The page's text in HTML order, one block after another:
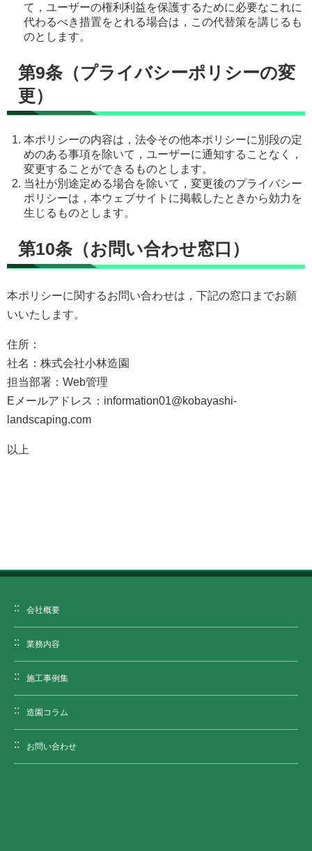
て，ユーザーの権利利益を保護するために必要なこれに
代わるべき措置をとれる場合は，この代替策を講じるも
のとします。
第9条（プライバシーポリシーの変
更）
本ポリシーの内容は，法令その他本ポリシーに別段の定
めのある事項を除いて，ユーザーに通知することなく，
変更することができるものとします。
当社が別途定める場合を除いて，変更後のプライバシー
ポリシーは，本ウェブサイトに掲載したときから効力を
生じるものとします。
第10条（お問い合わせ窓口）
本ポリシーに関するお問い合わせは，下記の窓口までお願
いいたします。
住所：
社名：株式会社小林造園
担当部署：Web管理
Eメールアドレス：information01@kobayashi-
landscaping.com
以上
会社概要
業務内容
施工事例集
造園コラム
お問い合わせ